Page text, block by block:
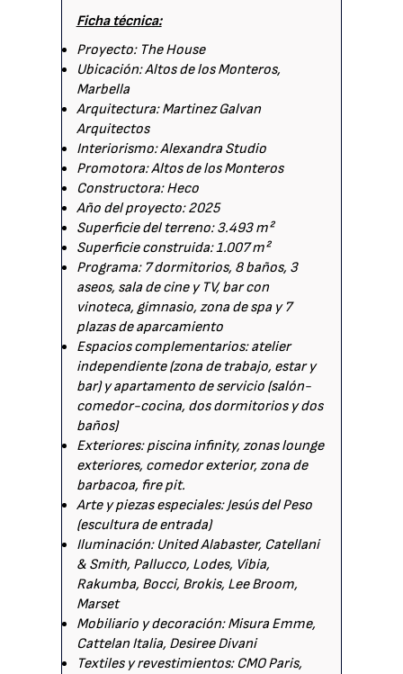
Ficha técnica:
Proyecto: The House
Ubicación: Altos de los Monteros,
Marbella
Arquitectura: Martinez Galvan
Arquitectos
Interiorismo: Alexandra Studio
Promotora: Altos de los Monteros
Constructora: Heco
Año del proyecto: 2025
Superficie del terreno: 3.493 m²
Superficie construida: 1.007 m²
Programa: 7 dormitorios, 8 baños, 3
aseos, sala de cine y TV, bar con
vinoteca, gimnasio, zona de spa y 7
plazas de aparcamiento
Espacios complementarios: atelier
independiente (zona de trabajo, estar y
bar) y apartamento de servicio (salón-
comedor-cocina, dos dormitorios y dos
baños)
Exteriores: piscina infinity, zonas lounge
exteriores, comedor exterior, zona de
barbacoa, fire pit.
Arte y piezas especiales: Jesús del Peso
(escultura de entrada)
Iluminación: United Alabaster, Catellani
& Smith, Pallucco, Lodes, Vibia,
Rakumba, Bocci, Brokis, Lee Broom,
Marset
Mobiliario y decoración: Misura Emme,
Cattelan Italia, Desiree Divani
Textiles y revestimientos: CMO Paris,